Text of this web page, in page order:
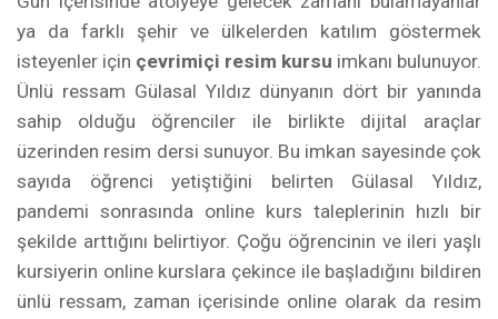
ya da farklı şehir ve ülkelerden katılım göstermek
isteyenler için çevrimiçi resim kursu imkanı bulunuyor.
Ünlü ressam Gülasal Yıldız dünyanın dört bir yanında
sahip olduğu öğrenciler ile birlikte dijital araçlar
üzerinden resim dersi sunuyor. Bu imkan sayesinde çok
sayıda öğrenci yetiştiğini belirten Gülasal Yıldız,
pandemi sonrasında online kurs taleplerinin hızlı bir
şekilde arttığını belirtiyor. Çoğu öğrencinin ve ileri yaşlı
kursiyerin online kurslara çekince ile başladığını bildiren
ünlü ressam, zaman içerisinde online olarak da resim